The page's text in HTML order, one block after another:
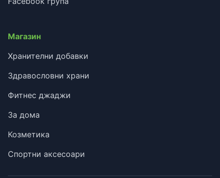
Магазин
Хранителни добавки
Здравословни храни
Фитнес джаджи
За дома
Козметика
Спортни аксесоари